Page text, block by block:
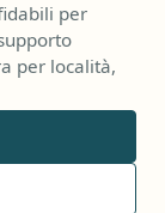
per
per località,